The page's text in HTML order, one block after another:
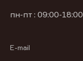
пн-пт : 09:00-18:00
E-mail